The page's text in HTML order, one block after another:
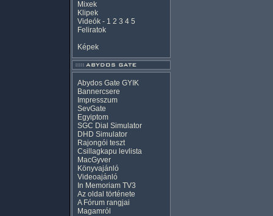
Mixek
Klipek
Videók - 1 2 3 4 5
Feliratok
Képek
Abydos Gate GYIK
Bannercsere
Impresszum
SevGate
Egyiptom
SGC Dial Simulator
DHD Simulator
Rajongói teszt
Csillagkapu levlista
MacGyver
Könyvajánló
Videoajánló
In Memoriam TV3
Az oldal története
A Fórum rangjai
Magamról